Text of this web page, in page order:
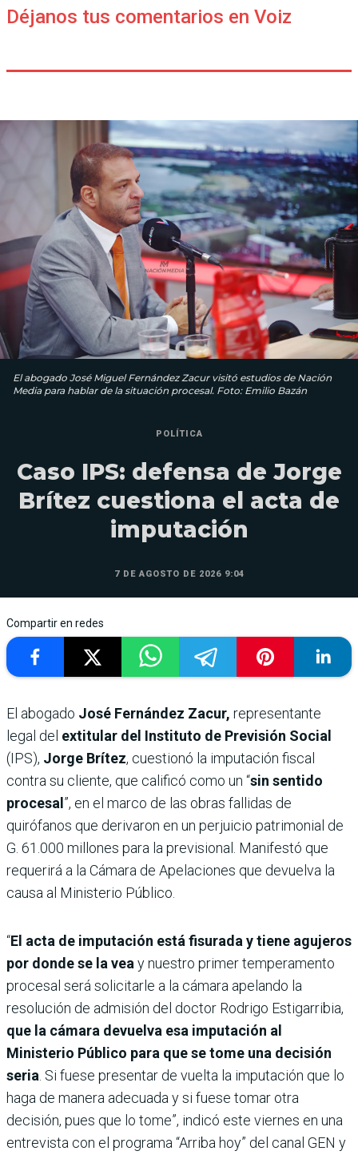
Déjanos tus comentarios en Voiz
El abogado José Miguel Fernández Zacur visitó estudios de Nación
Media para hablar de la situación procesal. Foto: Emilio Bazán
POLÍTICA
Caso IPS: defensa de Jorge
Brítez cuestiona el acta de
imputación
7 DE AGOSTO DE 2026 9:04
Compartir en redes
El abogado José Fernández Zacur, representante
legal del extitular del Instituto de Previsión Social
(IPS), Jorge Brítez, cuestionó la imputación fiscal
contra su cliente, que calificó como un “sin sentido
procesal”, en el marco de las obras fallidas de
quirófanos que derivaron en un perjuicio patrimonial de
G. 61.000 millones para la previsional. Manifestó que
requerirá a la Cámara de Apelaciones que devuelva la
causa al Ministerio Público.
“El acta de imputación está fisurada y tiene agujeros
por donde se la vea y nuestro primer temperamento
procesal será solicitarle a la cámara apelando la
resolución de admisión del doctor Rodrigo Estigarribia,
que la cámara devuelva esa imputación al
Ministerio Público para que se tome una decisión
seria . Si fuese presentar de vuelta la imputación que lo
haga de manera adecuada y si fuese tomar otra
decisión, pues que lo tome”, indicó este viernes en una
entrevista con el programa “Arriba hoy” del canal GEN y